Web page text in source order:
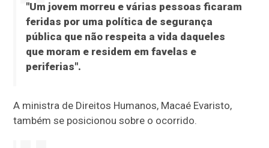
"Um jovem morreu e várias pessoas ficaram
feridas por uma política de segurança
pública que não respeita a vida daqueles
que moram e residem em favelas e
periferias".
A ministra de Direitos Humanos, Macaé Evaristo,
também se posicionou sobre o ocorrido.